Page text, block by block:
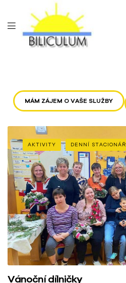
MÁM ZÁJEM O VAŠE SLUŽBY
AKTIVITY DENNÍ STACIONÁŘ
Vánoční dílničky